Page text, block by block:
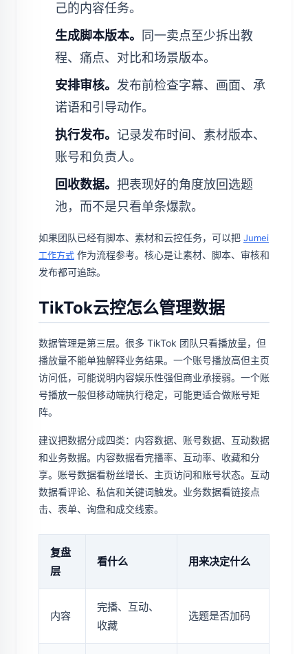
己的内容任务。
生成脚本版本。
同一卖点至少拆出教
程、痛点、对比和场景版本。
安排审核。 发布前检查字幕、画面、承
诺语和引导动作。
执行发布。 记录发布时间、素材版本、
账号和负责人。
回收数据。 把表现好的角度放回选题
池，而不是只看单条爆款。
如果团队已经有脚本、素材和云控任务，可以把 Jumei
工作方式 作为流程参考。核心是让素材、脚本、审核和
发布都可追踪。
TikTok云控怎么管理数据
数据管理是第三层。很多 TikTok 团队只看播放量，但
播放量不能单独解释业务结果。一个账号播放高但主页
访问低，可能说明内容娱乐性强但商业承接弱。一个账
号播放一般但移动端执行稳定，可能更适合做账号矩
阵。
建议把数据分成四类：内容数据、账号数据、互动数据
和业务数据。内容数据看完播率、互动率、收藏和分
享。账号数据看粉丝增长、主页访问和账号状态。互动
数据看评论、私信和关键词触发。业务数据看链接点
击、表单、询盘和成交线索。
复盘
层
看什么 用来决定什么
内容
完播、互动、
收藏
选题是否加码